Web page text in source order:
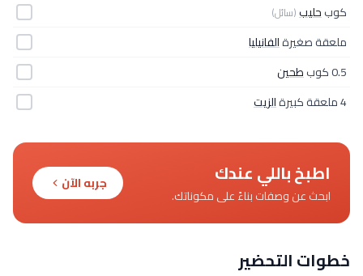
كوبحليب(سائل)
ملعقة صغيرةالفانيليا
0.5 كوب
طحين
4 ملعقة كبيرة
الزيت
اطبخ باللي عندك
ابحث عن وصفات بناءً على مكوناتك.
جربه الآن
خطوات التحضير